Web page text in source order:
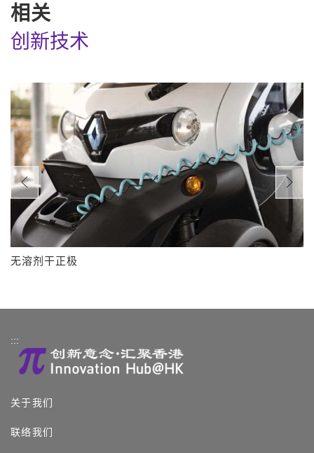
相关
创新技术
无溶剂干正极
:::
关于我们
联络我们